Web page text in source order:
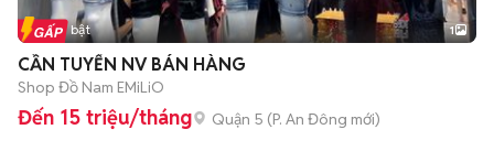
Tin nổi bật 1
CẦN TUYỂN NV BÁN HÀNG
Shop Đồ Nam EMiLiO
Đến 15 triệu/tháng Quận 5 (P. An Đông mới)